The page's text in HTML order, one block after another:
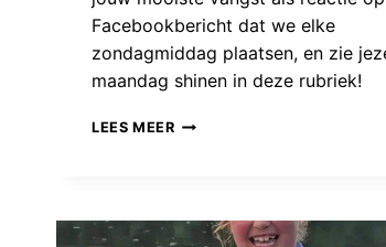
Facebookbericht dat we elke
zondagmiddag plaatsen, en zie
maandag shinen in deze rubriek!
LEES MEERVANGSTEN
DE